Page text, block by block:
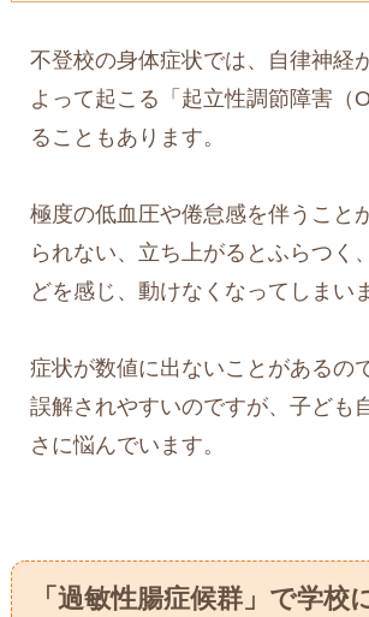
不登校の身体症状では、自律神経
よって起こる「起立性調節障害（
ることもあります。
極度の低血圧や倦怠感を伴うこと
られない、立ち上がるとふらつく
どを感じ、動けなくなってしまい
症状が数値に出ないことがあるの
誤解されやすいのですが、子ども
さに悩んでいます。
「過敏性腸症候群」で学校